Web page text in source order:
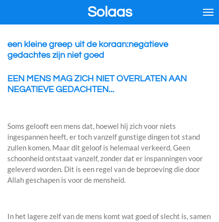
de
hoofdinhoud
Solaas
een kleine greep uit de koraan:negatieve
gedachtes zijn niet goed
EEN MENS MAG ZICH NIET OVERLATEN AAN
NEGATIEVE GEDACHTEN...
Soms gelooft een mens dat, hoewel hij zich voor niets
ingespannen heeft, er toch vanzelf gunstige dingen tot stand
zullen komen. Maar dit geloof is helemaal verkeerd. Geen
schoonheid ontstaat vanzelf, zonder dat er inspanningen voor
geleverd worden. Dit is een regel van de beproeving die door
Allah geschapen is voor de mensheid.
In het lagere zelf van de mens komt wat goed of slecht is, samen